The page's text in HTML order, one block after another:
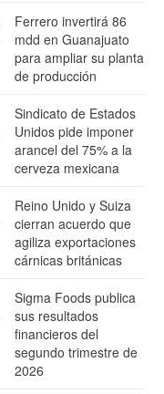
Ferrero invertirá 86
mdd en Guanajuato
para ampliar su planta
de producción
Sindicato de Estados
Unidos pide imponer
arancel del 75% a la
cerveza mexicana
Reino Unido y Suiza
cierran acuerdo que
agiliza exportaciones
cárnicas británicas
Sigma Foods publica
sus resultados
financieros del
segundo trimestre de
2026